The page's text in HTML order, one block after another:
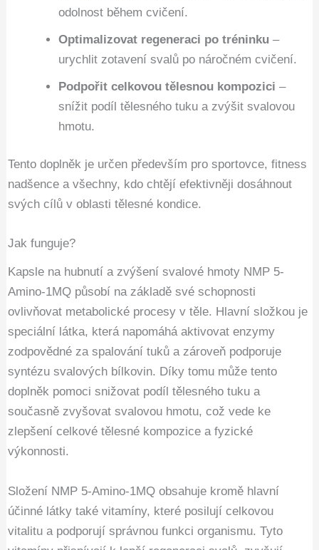
odolnost během cvičení.
Optimalizovat regeneraci po tréninku –
urychlit zotavení svalů po náročném cvičení.
Podpořit celkovou tělesnou kompozici –
snížit podíl tělesného tuku a zvýšit svalovou
hmotu.
Tento doplněk je určen především pro sportovce, fitness
nadšence a všechny, kdo chtějí efektivněji dosáhnout
svých cílů v oblasti tělesné kondice.
Jak funguje?
Kapsle na hubnutí a zvýšení svalové hmoty NMP 5-
Amino-1MQ působí na základě své schopnosti
ovlivňovat metabolické procesy v těle. Hlavní složkou je
speciální látka, která napomáhá aktivovat enzymy
zodpovědné za spalování tuků a zároveň podporuje
syntézu svalových bílkovin. Díky tomu může tento
doplněk pomoci snižovat podíl tělesného tuku a
současně zvyšovat svalovou hmotu, což vede ke
zlepšení celkové tělesné kompozice a fyzické
výkonnosti.
Složení NMP 5-Amino-1MQ obsahuje kromě hlavní
účinné látky také vitamíny, které posilují celkovou
vitalitu a podporují správnou funkci organismu. Tyto